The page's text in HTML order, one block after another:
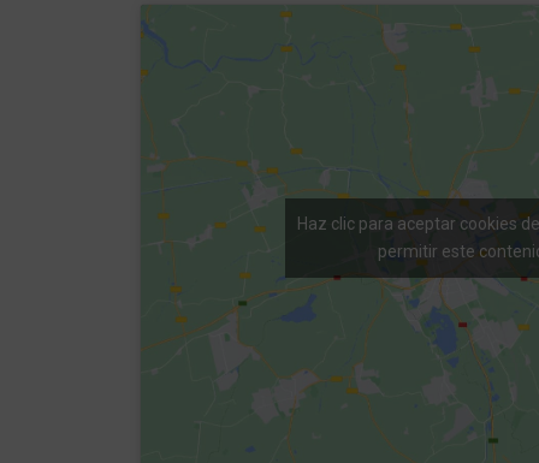
Haz clic para aceptar cookies
permitir este